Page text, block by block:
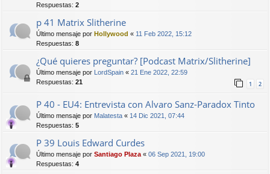
Respuestas: 2
p 41 Matrix Slitherine
Último mensaje por Hollywood « 11 Feb 2022, 15:12
Respuestas: 8
¿Qué quieres preguntar? [Podcast Matrix/Slitherine]
Último mensaje por LordSpain « 21 Ene 2022, 22:59
Respuestas: 21 1 2
P 40 - EU4: Entrevista con Alvaro Sanz-Paradox Tinto
Último mensaje por Malatesta « 14 Dic 2021, 07:44
Respuestas: 5
P 39 Louis Edward Curdes
Último mensaje por Santiago Plaza « 06 Sep 2021, 19:00
Respuestas: 4